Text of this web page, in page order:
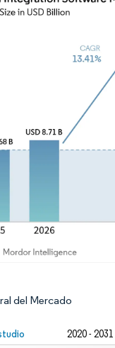
del Mercado
2020 - 2031
Imagen ©